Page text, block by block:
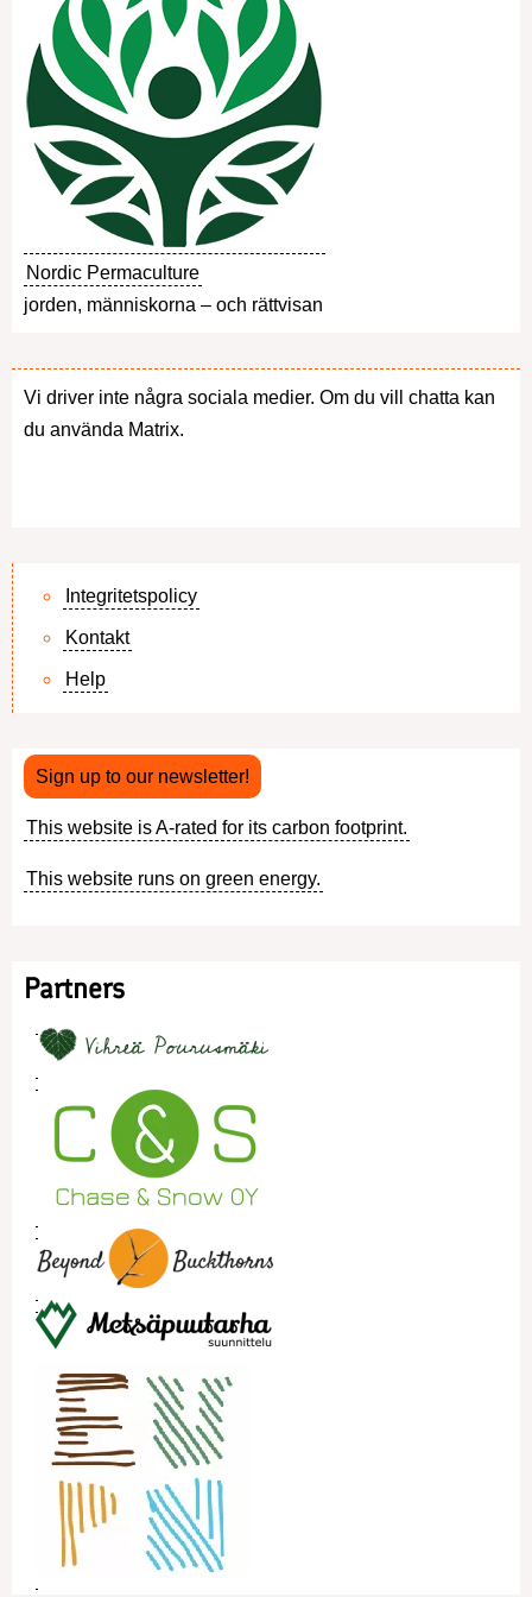
Nordic Permaculture
jorden, människorna – och rättvisan
Vi driver inte några sociala medier. Om du vill chatta kan
du använda Matrix.
Integritetspolicy
Kontakt
Help
Sign up to our newsletter!
This website is A-rated for its carbon footprint.
This website runs on green energy.
Partners